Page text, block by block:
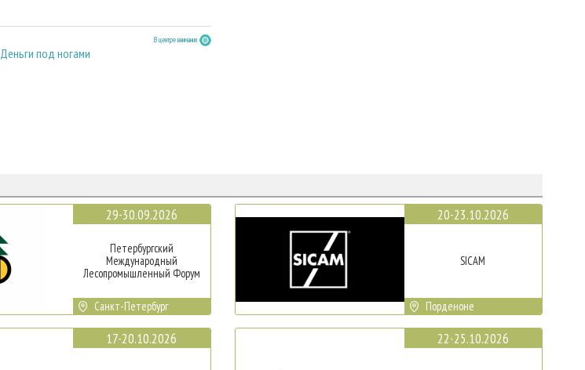
В центре внимания
Деньги под ногами
29-30.09.2026
Петербургский
Международный
Лесопромышленный Форум
Санкт-Петербург
17-20.10.2026
20-23.10.2026
SICAM
Порденоне
22-25.10.2026